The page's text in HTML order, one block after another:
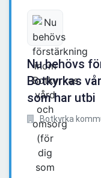
Nu behövs
Botkyrkas
som har utbi
Botkyrka